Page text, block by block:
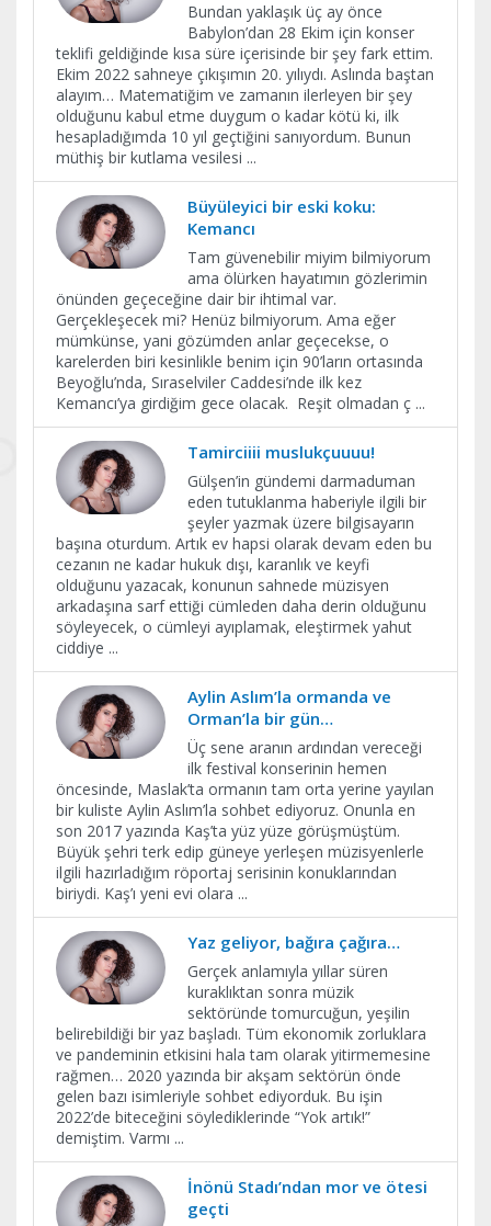
Bundan yaklaşık üç ay önce
Babylon’dan 28 Ekim için konser
teklifi geldiğinde kısa süre içerisinde bir şey fark ettim.
Ekim 2022 sahneye çıkışımın 20. yılıydı. Aslında baştan
alayım… Matematiğim ve zamanın ilerleyen bir şey
olduğunu kabul etme duygum o kadar kötü ki, ilk
hesapladığımda 10 yıl geçtiğini sanıyordum. Bunun
müthiş bir kutlama vesilesi ...
Büyüleyici bir eski koku:
Kemancı
Tam güvenebilir miyim bilmiyorum
ama ölürken hayatımın gözlerimin
önünden geçeceğine dair bir ihtimal var.
Gerçekleşecek mi? Henüz bilmiyorum. Ama eğer
mümkünse, yani gözümden anlar geçecekse, o
karelerden biri kesinlikle benim için 90’ların ortasında
Beyoğlu’nda, Sıraselviler Caddesi’nde ilk kez
Kemancı’ya girdiğim gece olacak. Reşit olmadan ç ...
Tamirciiii muslukçuuuu!
Gülşen’in gündemi darmaduman
eden tutuklanma haberiyle ilgili bir
şeyler yazmak üzere bilgisayarın
başına oturdum. Artık ev hapsi olarak devam eden bu
cezanın ne kadar hukuk dışı, karanlık ve keyfi
olduğunu yazacak, konunun sahnede müzisyen
arkadaşına sarf ettiği cümleden daha derin olduğunu
söyleyecek, o cümleyi ayıplamak, eleştirmek yahut
ciddiye ...
Aylin Aslım’la ormanda ve
Orman’la bir gün…
Üç sene aranın ardından vereceği
ilk festival konserinin hemen
öncesinde, Maslak’ta ormanın tam orta yerine yayılan
bir kuliste Aylin Aslım’la sohbet ediyoruz. Onunla en
son 2017 yazında Kaş’ta yüz yüze görüşmüştüm.
Büyük şehri terk edip güneye yerleşen müzisyenlerle
ilgili hazırladığım röportaj serisinin konuklarından
biriydi. Kaş’ı yeni evi olara ...
Yaz geliyor, bağıra çağıra…
Gerçek anlamıyla yıllar süren
kuraklıktan sonra müzik
sektöründe tomurcuğun, yeşilin
belirebildiği bir yaz başladı. Tüm ekonomik zorluklara
ve pandeminin etkisini hala tam olarak yitirmemesine
rağmen… 2020 yazında bir akşam sektörün önde
gelen bazı isimleriyle sohbet ediyorduk. Bu işin
2022’de biteceğini söylediklerinde “Yok artık!”
demiştim. Varmı ...
İnönü Stadı’ndan mor ve ötesi
geçti